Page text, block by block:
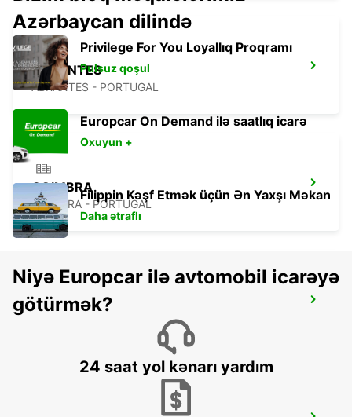
ABRANTES
ABRANTES - PORTUGAL
COIMBRA
COIMBRA - PORTUGAL
TORRES VEDRAS
TORRES VEDRAS - PORTUGAL
Azərbaycan dilində
Privilege For You Loyallıq Proqramı
Pulsuz qoşul
Europcar On Demand ilə saatlıq icarə
Oxuyun +
Filippin Kəşf Etmək üçün Ən Yaxşı Məkan
Daha ətraflı
Niyə Europcar ilə avtomobil icarəyə
götürmək?
24 saat yol kənarı yardım